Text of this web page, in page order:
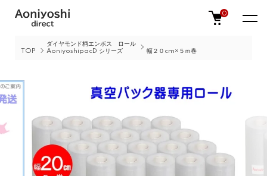
0
TOP
ダイヤモンド柄エンボス ロール
AoniyoshipacD シリーズ
幅２０cm×５ｍ巻